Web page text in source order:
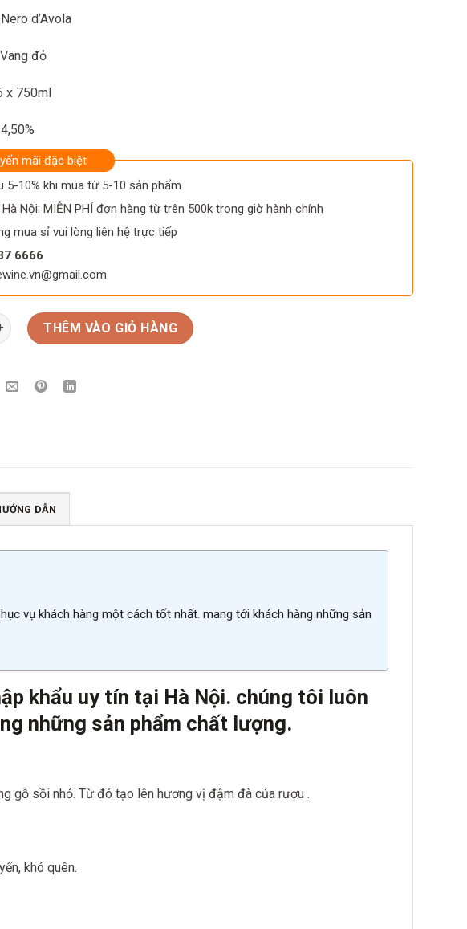
d’Avola
đỏ
x 750ml
mãi đặc biệt
5-10% khi mua từ 5-10 sản phẩm
Nội: MIỄN PHÍ đơn hàng từ trên 500k trong giờ hành chính
mua sỉ vui lòng liên hệ trực tiếp
6666
Terra Nero d’Avola 2005 số lượng
THÊM VÀO GIỎ HÀNG
DẪN
vụ khách hàng một cách tốt nhất. mang tới khách hàng những sản
khẩu uy tín tại Hà Nội. chúng tôi luôn
những sản phẩm chất lượng.
gỗ sồi nhỏ. Từ đó tạo lên hương vị đậm đà của rượu .
khó quên.